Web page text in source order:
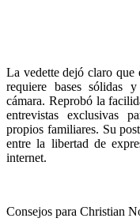
La vedette dejó claro que
requiere bases sólidas
cámara. Reprobó la
entrevistas exclusivas
propios familiares. Su
entre la libertad de
internet.
Consejos para Christian